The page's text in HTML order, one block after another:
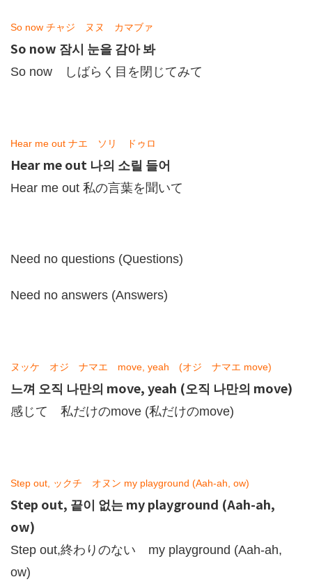
So now チャジ ヌヌ カマブァ
So now 잠시 눈을 감아 봐
So now しばらく目を閉じてみて
Hear me out ナエ ソリ ドゥロ
Hear me out 나의 소릴 들어
Hear me out 私の言葉を聞いて
Need no questions (Questions)
Need no answers (Answers)
ヌッケ オジ ナマエ move, yeah (オジ ナマエ move)
느껴 오직 나만의 move, yeah (오직 나만의 move)
感じて 私だけのmove (私だけのmove)
Step out, ックチ オヌン my playground (Aah-ah, ow)
Step out, 끝이 없는 my playground (Aah-ah,
ow)
Step out,終わりのない my playground (Aah-ah,
ow)